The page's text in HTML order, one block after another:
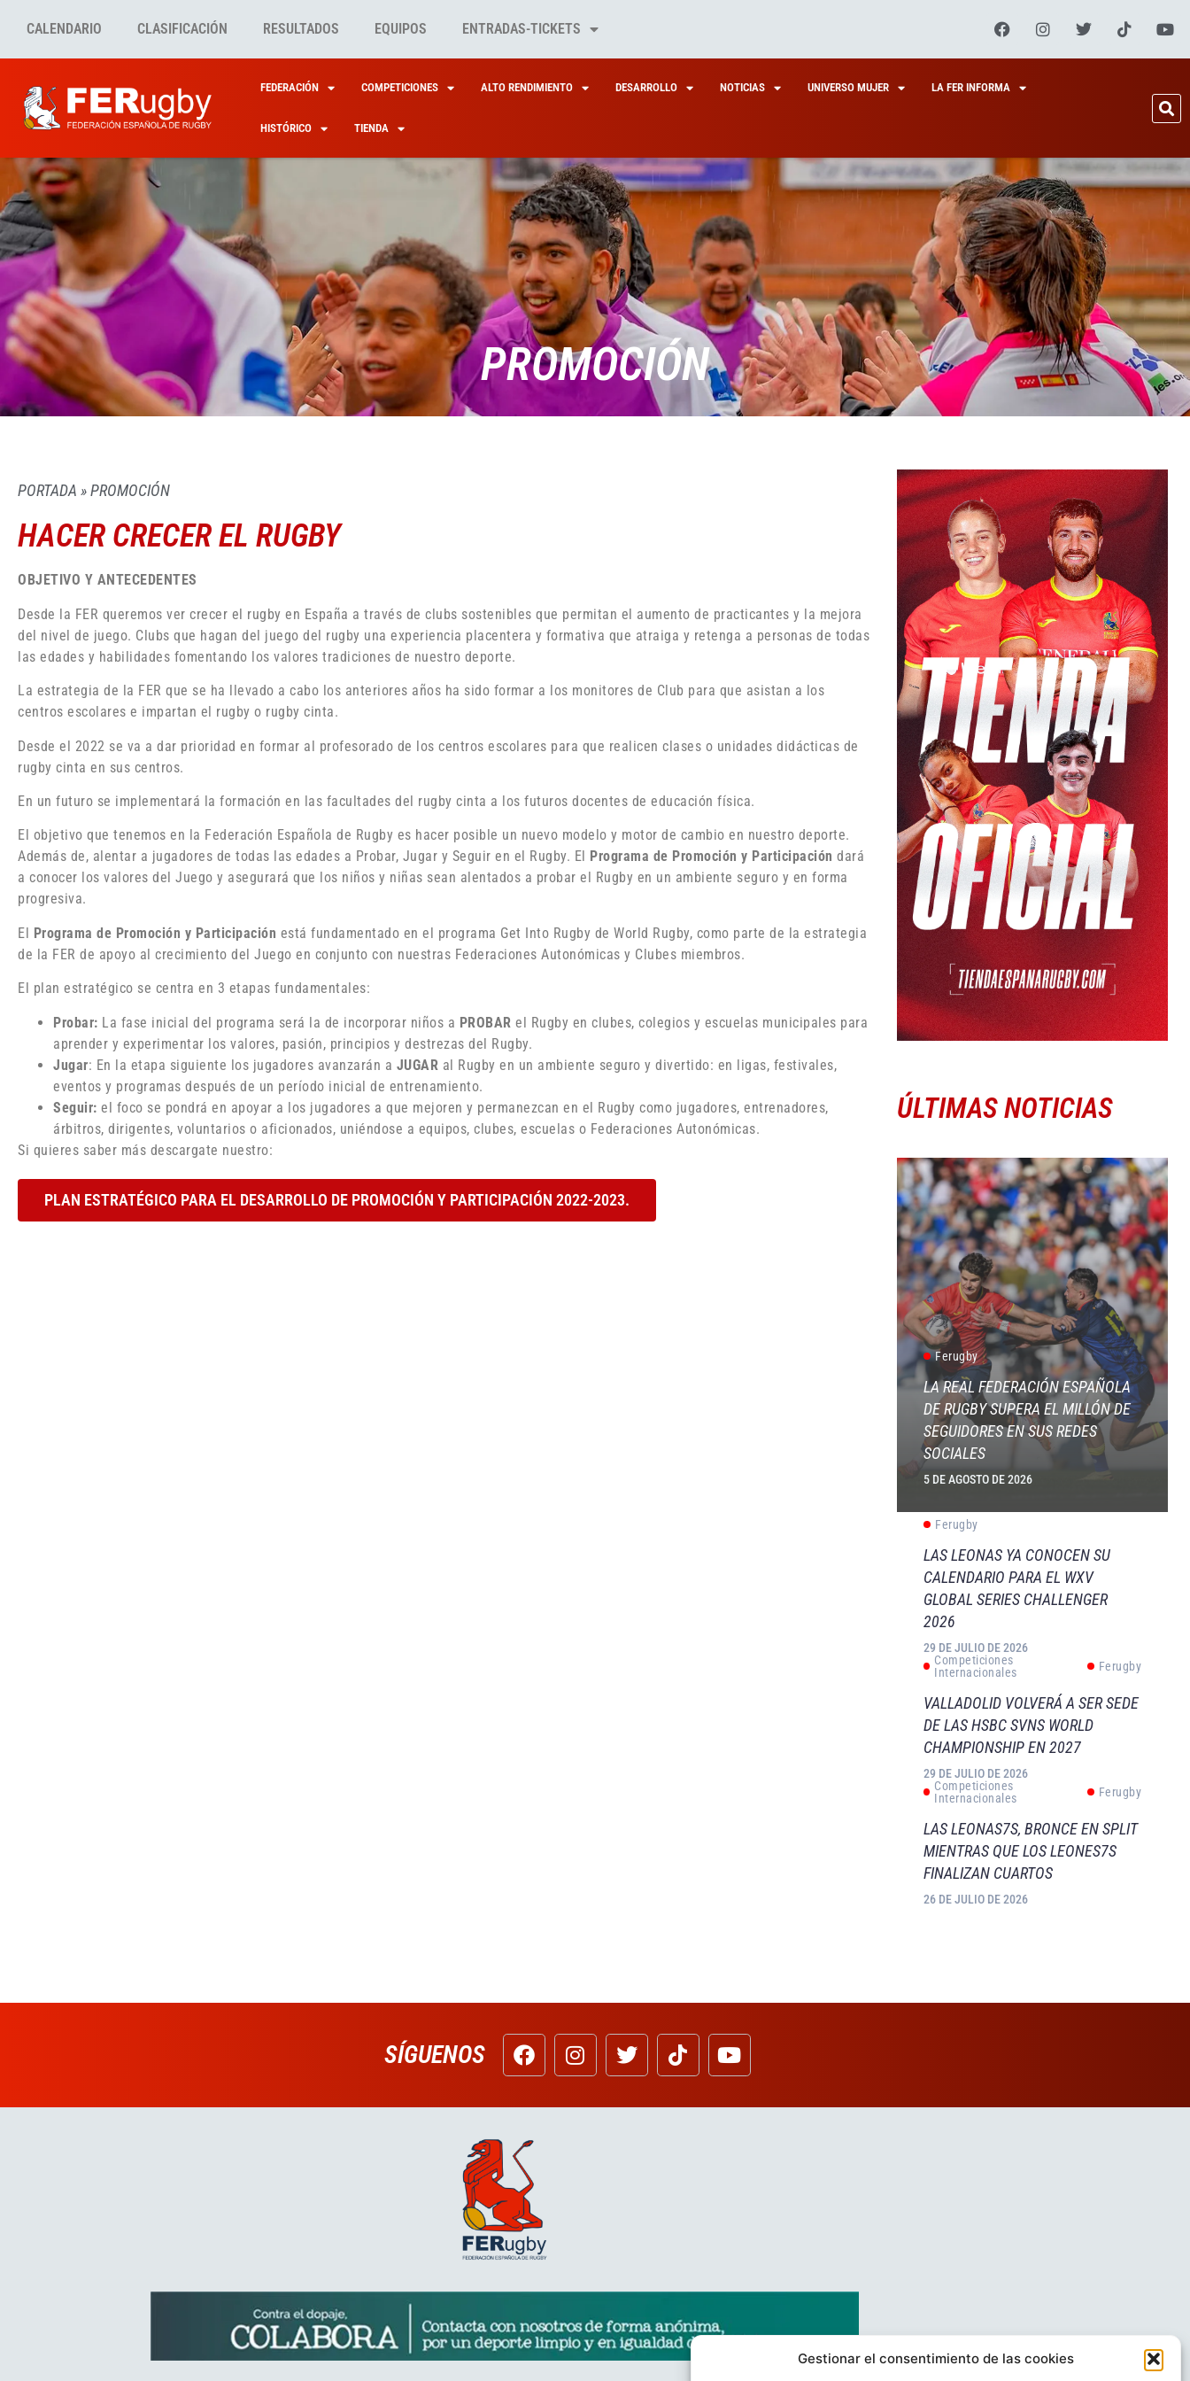
Gestionar el consentimiento de las cookies
CALENDARIO CLASIFICACIÓN RESULTADOS EQUIPOS ENTRADAS-TICKETS
FEDERACIÓN COMPETICIONES ALTO RENDIMIENTO DESARROLLO NOTICIAS UNIVERSO MUJER LA FER INFORMA
HISTÓRICO TIENDA
PROMOCIÓN
PORTADA »PROMOCIÓN
HACER CRECER EL RUGBY
OBJETIVO Y ANTECEDENTES
Desde la FER queremos ver crecer el rugby en España a través de clubs sostenibles que permitan el aumento de practicantes y la mejora
del nivel de juego. Clubs que hagan del juego del rugby una experiencia placentera y formativa que atraiga y retenga a personas de todas
las edades y habilidades fomentando los valores tradiciones de nuestro deporte.
La estrategia de la FER que se ha llevado a cabo los anteriores años ha sido formar a los monitores de Club para que asistan a los
centros escolares e impartan el rugby o rugby cinta.
Desde el 2022 se va a dar prioridad en formar al profesorado de los centros escolares para que realicen clases o unidades didácticas de
rugby cinta en sus centros.
En un futuro se implementará la formación en las facultades del rugby cinta a los futuros docentes de educación física.
El objetivo que tenemos en la Federación Española de Rugby es hacer posible un nuevo modelo y motor de cambio en nuestro deporte.
Además de, alentar a jugadores de todas las edades a Probar, Jugar y Seguir en el Rugby. El
Programa de Promoción y Participación dará
a conocer los valores del Juego y asegurará que los niños y niñas sean alentados a probar el Rugby en un ambiente seguro y en forma
progresiva.
El Programa de Promoción y Participación está fundamentado en el programa Get Into Rugby de World Rugby, como parte de la estrategia
de la FER de apoyo al crecimiento del Juego en conjunto con nuestras Federaciones Autonómicas y Clubes miembros.
El plan estratégico se centra en 3 etapas fundamentales:
Probar: La fase inicial del programa será la de incorporar niños a PROBAR el Rugby en clubes, colegios y escuelas municipales para
aprender y experimentar los valores, pasión, principios y destrezas del Rugby.
Jugar: En la etapa siguiente los jugadores avanzarán a JUGAR al Rugby en un ambiente seguro y divertido: en ligas, festivales,
eventos y programas después de un período inicial de entrenamiento.
Seguir: el foco se pondrá en apoyar a los jugadores a que mejoren y permanezcan en el Rugby como jugadores, entrenadores,
árbitros, dirigentes, voluntarios o aficionados, uniéndose a equipos, clubes, escuelas o Federaciones Autonómicas.
Si quieres saber más descargate nuestro:
PLAN ESTRATÉGICO PARA EL DESARROLLO DE PROMOCIÓN Y PARTICIPACIÓN 2022-2023.
ÚLTIMAS NOTICIAS
Ferugby
LA REAL FEDERACIÓN ESPAÑOLA
DE RUGBY SUPERA EL MILLÓN DE
SEGUIDORES EN SUS REDES
SOCIALES
5 DE AGOSTO DE 2026
Ferugby
LAS LEONAS YA CONOCEN SU
CALENDARIO PARA EL WXV
GLOBAL SERIES CHALLENGER
2026
29 DE JULIO DE 2026
Competiciones
Internacionales
Ferugby
VALLADOLID VOLVERÁ A SER SEDE
DE LAS HSBC SVNS WORLD
CHAMPIONSHIP EN 2027
29 DE JULIO DE 2026
Competiciones
Internacionales
Ferugby
LAS LEONAS7S, BRONCE EN SPLIT
MIENTRAS QUE LOS LEONES7S
FINALIZAN CUARTOS
26 DE JULIO DE 2026
SÍGUENOS